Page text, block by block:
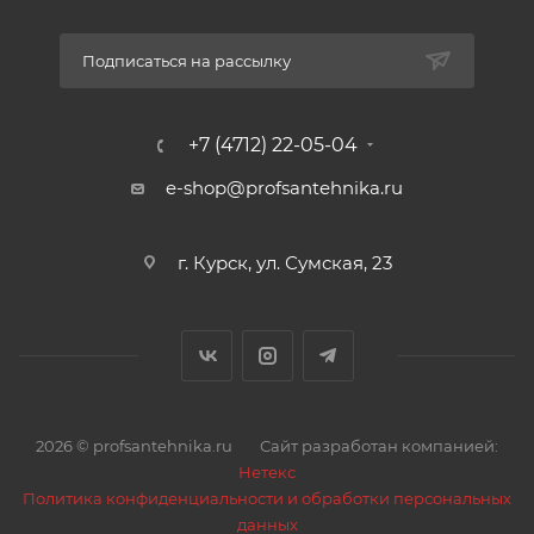
Подписаться на рассылку
+7 (4712) 22-05-04
e-shop@profsantehnika.ru
г. Курск, ул. Сумская, 23
2026 © profsantehnika.ru
Сайт разработан компанией:
Нетекс
Политика конфиденциальности и обработки персональных
данных